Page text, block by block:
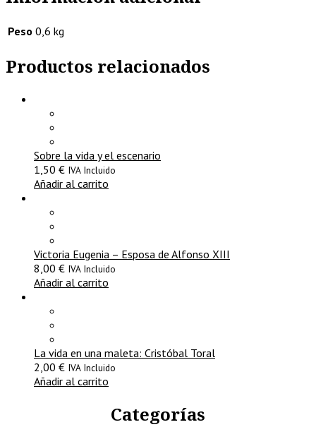
Peso 0,6 kg
Productos relacionados
Sobre la vida y el escenario
1,50 € IVA Incluido
Añadir al carrito
Victoria Eugenia – Esposa de Alfonso XIII
8,00 € IVA Incluido
Añadir al carrito
La vida en una maleta: Cristóbal Toral
2,00 € IVA Incluido
Añadir al carrito
Categorías